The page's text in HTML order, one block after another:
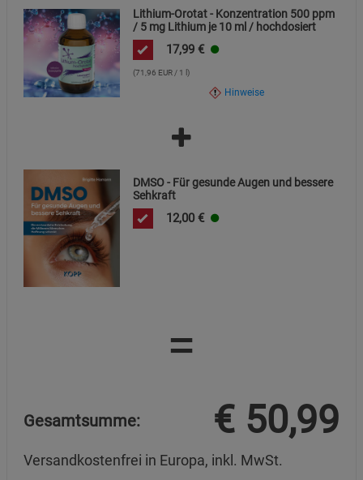
Lithium-Orotat - Konzentration 500 ppm
/ 5 mg Lithium je 10 ml / hochdosiert
17,99 €
(71,96 EUR / 1 l)
Hinweise
DMSO - Für gesunde Augen und bessere
Sehkraft
12,00 €
=
Gesamtsumme: € 50,99
Versandkostenfrei in Europa, inkl. MwSt.